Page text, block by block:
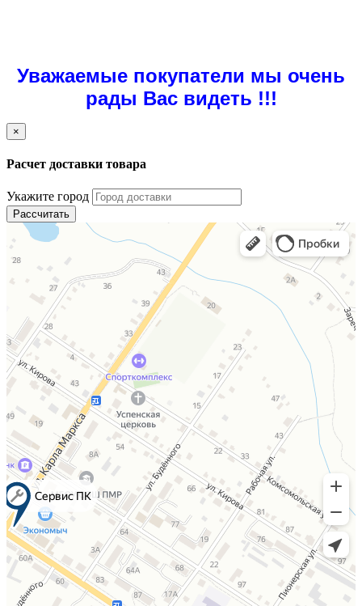
Уважаемые покупатели мы очень
рады Вас видеть !!!
×
Расчет доставки товара
Укажите город
Рассчитать